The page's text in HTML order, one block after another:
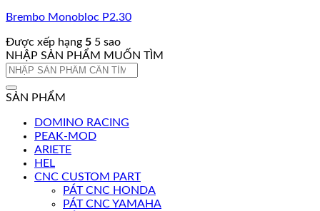
Brembo Monobloc P2.30
Được xếp hạng 5 5 sao
NHẬP SẢN PHẨM MUỐN TÌM
Tìm
SẢN PHẨM
DOMINO RACING
PEAK-MOD
ARIETE
HEL
CNC CUSTOM PART
PÁT CNC HONDA
PÁT CNC YAMAHA